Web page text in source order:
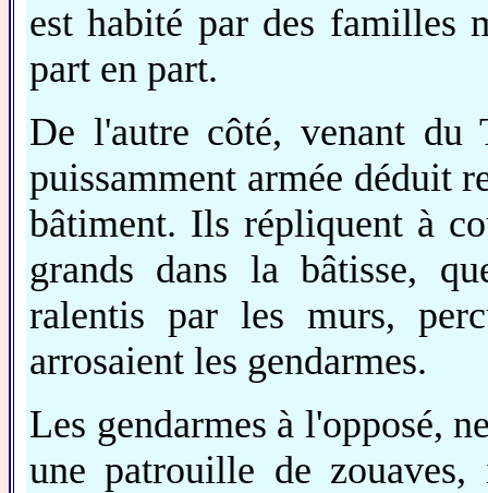
est habité par des familles
part en part.
De l'autre côté, venant du
puissamment armée déduit
bâtiment. Ils répliquent à
grands dans la bâtisse,
ralentis par les murs,
arrosaient les gendarmes.
Les gendarmes à l'opposé,
une patrouille de